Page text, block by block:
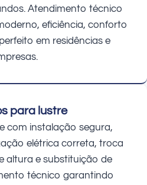
Atendimento técnico
eficiência, conforto
em residências e
para lustre
com instalação segura,
elétrica correta, troca
altura e substituição de
técnico garantindo